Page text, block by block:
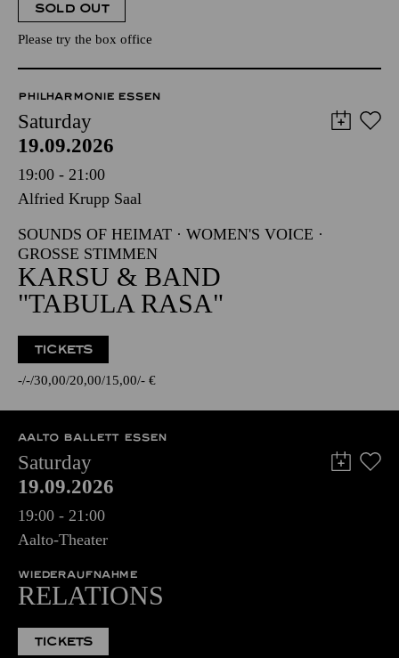
SOLD OUT
Please try the box office
PHILHARMONIE ESSEN
Saturday
19.09.2026
19:00 - 21:00
Alfried Krupp Saal
SOUNDS OF HEIMAT · WOMEN'S VOICE ·
GROSSE STIMMEN
KARSU & BAND
"TABULA RASA"
TICKETS
- - 30,00 20,00 15,00 - €
AALTO BALLETT ESSEN
Saturday
19.09.2026
19:00 - 21:00
Aalto-Theater
WIEDERAUFNAHME
RELATIONS
TICKETS